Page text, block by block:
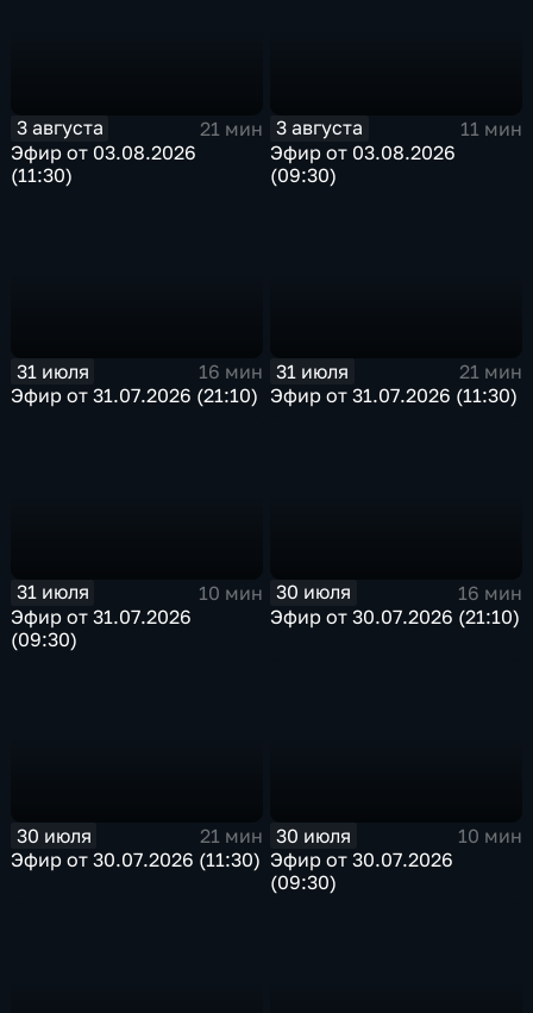
3 августа
21 мин
Эфир от 03.08.2026
(11:30)
3 августа
11 мин
Эфир от 03.08.2026
(09:30)
31 июля
16 мин
Эфир от 31.07.2026 (21:10)
31 июля
21 мин
Эфир от 31.07.2026 (11:30)
31 июля
10 мин
Эфир от 31.07.2026
(09:30)
30 июля
16 мин
Эфир от 30.07.2026 (21:10)
30 июля
21 мин
Эфир от 30.07.2026 (11:30)
30 июля
10 мин
Эфир от 30.07.2026
(09:30)